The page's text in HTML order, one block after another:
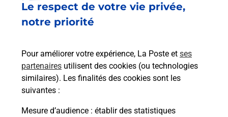
Le respect de votre vie privée,
notre priorité
Pour améliorer votre expérience, La Poste et ses
partenaires utilisent des cookies (ou technologies
similaires). Les finalités des cookies sont les
suivantes :
Mesure d’audience : établir des statistiques
Prochaine collecte du courrier vendredi
11h00
19130 Voutezac
Le lien s'ouvre dans un nouvel onglet